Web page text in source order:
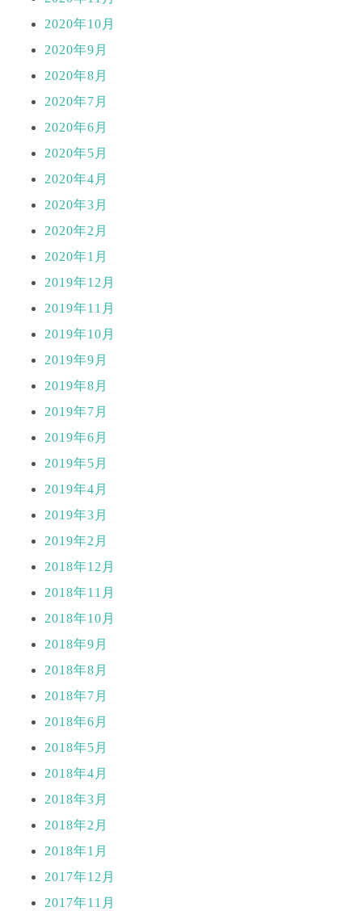
2020年10月
2020年9月
2020年8月
2020年7月
2020年6月
2020年5月
2020年4月
2020年3月
2020年2月
2020年1月
2019年12月
2019年11月
2019年10月
2019年9月
2019年8月
2019年7月
2019年6月
2019年5月
2019年4月
2019年3月
2019年2月
2018年12月
2018年11月
2018年10月
2018年9月
2018年8月
2018年7月
2018年6月
2018年5月
2018年4月
2018年3月
2018年2月
2018年1月
2017年12月
2017年11月